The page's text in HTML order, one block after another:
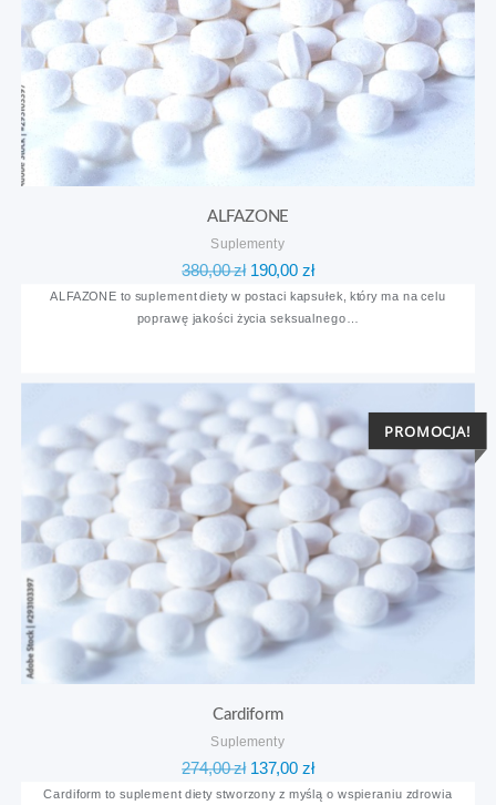
ALFAZONE
Suplementy
380,00zł Pierwotna
cena
wynosiła:
190,00 złAktualna
cena
wynosi:
ALFAZONE to suplement diety w postaci kapsułek, który ma na celu
poprawę jakości życia seksualnego…
PROMOCJA!
Cardiform
Suplementy
274,00zł Pierwotna
cena
137,00 złAktualna
cena
Cardiform to suplement diety stworzony z myślą o wspieraniu zdrowia